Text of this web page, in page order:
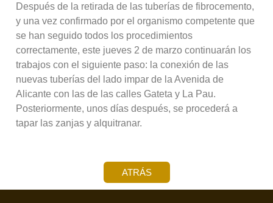
Después de la retirada de las tuberías de fibrocemento,
y una vez confirmado por el organismo competente que
se han seguido todos los procedimientos
correctamente, este jueves 2 de marzo continuarán los
trabajos con el siguiente paso: la conexión de las
nuevas tuberías del lado impar de la Avenida de
Alicante con las de las calles Gateta y La Pau.
Posteriormente, unos días después, se procederá a
tapar las zanjas y alquitranar.
ATRÁS